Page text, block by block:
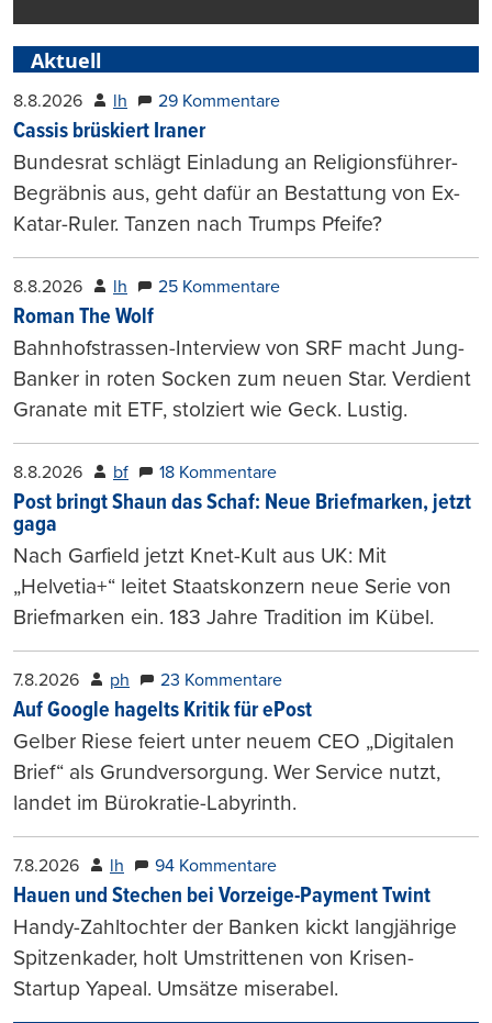
Aktuell
8.8.2026 lh 29 Kommentare
Cassis brüskiert Iraner
Bundesrat schlägt Einladung an Religionsführer-
Begräbnis aus, geht dafür an Bestattung von Ex-
Katar-Ruler. Tanzen nach Trumps Pfeife?
8.8.2026 lh 25 Kommentare
Roman The Wolf
Bahnhofstrassen-Interview von SRF macht Jung-
Banker in roten Socken zum neuen Star. Verdient
Granate mit ETF, stolziert wie Geck. Lustig.
8.8.2026 bf 18 Kommentare
Post bringt Shaun das Schaf: Neue Briefmarken, jetzt
gaga
Nach Garfield jetzt Knet-Kult aus UK: Mit
„Helvetia+“ leitet Staatskonzern neue Serie von
Briefmarken ein. 183 Jahre Tradition im Kübel.
7.8.2026 ph 23 Kommentare
Auf Google hagelts Kritik für ePost
Gelber Riese feiert unter neuem CEO „Digitalen
Brief“ als Grundversorgung. Wer Service nutzt,
landet im Bürokratie-Labyrinth.
7.8.2026 lh 94 Kommentare
Hauen und Stechen bei Vorzeige-Payment Twint
Handy-Zahltochter der Banken kickt langjährige
Spitzenkader, holt Umstrittenen von Krisen-
Startup Yapeal. Umsätze miserabel.